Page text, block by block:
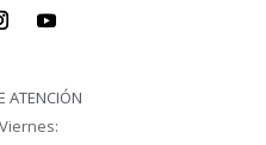
ATENCIÓN